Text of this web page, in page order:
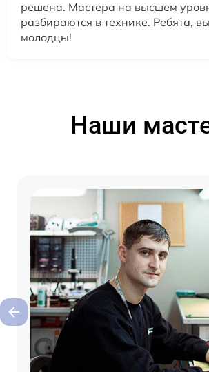
решена. Мастера на высшем
разбираются в технике. Ребята,
молодцы!
Наши